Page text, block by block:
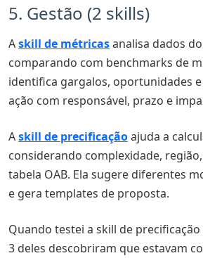
5. Gestão (2 skills)
Askill de métricasanalisa dados
comparando com benchmarks de
identifica gargalos, oportunidades
ação com responsável, prazo e
Askill de precificaçãoajuda a
considerando complexidade,
tabela OAB. Ela sugere diferentes
e gera templates de proposta.
Quando testei a skill de
3 deles descobriram que estavam